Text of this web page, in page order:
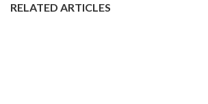
RELATED ARTICLES